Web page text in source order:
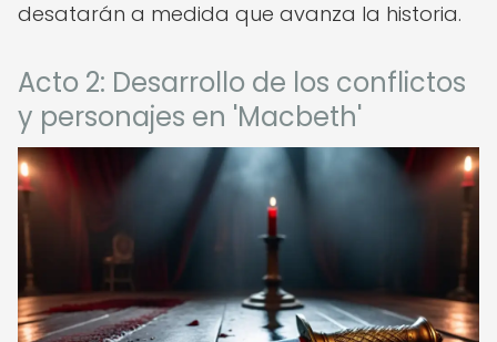
desatarán a medida que avanza la historia.
Acto 2: Desarrollo de los conflictos
y personajes en 'Macbeth'